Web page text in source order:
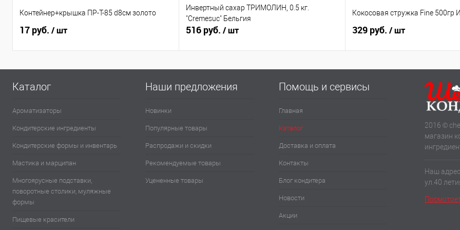
Контейнер+крышка ПР-Т-85 d8см золото
17 руб. / шт
Инвертный сахар ТРИМОЛИН, 0.5 кг.
"Cremesuc" Бельгия
516 руб. / шт
Кокосовая стружка Fine 500гр
329 руб. / шт
Каталог
Ароматизаторы
Кондитерские ингредиенты
Кондитерские формы и инвентарь
Мастика и марципан
Многоярусные подставки,
поворотные столики, муляжные
формы
Пищевые красители
Наши предложения
Новинки
Популярные товары
Распродажи и скидки
Рекомендуемые товары
Уцененные товары
Помощь и сервисы
Главная
Каталог
Доставка и оплата
Контакты
Блог кондитера
Новости
Акции
2016 ©
магазин
Наш
ул.40